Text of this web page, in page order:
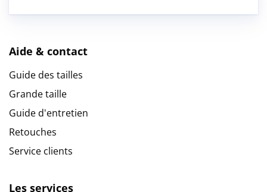
Aide & contact
Guide des tailles
Grande taille
Guide d'entretien
Retouches
Service clients
Les services